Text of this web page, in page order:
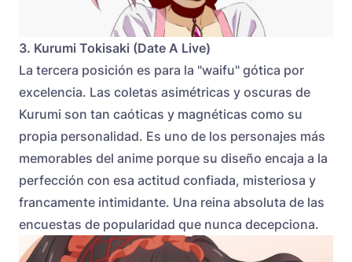
3. Kurumi Tokisaki (Date A Live)
La tercera posición es para la "waifu" gótica por
excelencia. Las coletas asimétricas y oscuras de
Kurumi son tan caóticas y magnéticas como su
propia personalidad. Es uno de los personajes más
memorables del anime porque su diseño encaja a la
perfección con esa actitud confiada, misteriosa y
francamente intimidante. Una reina absoluta de las
encuestas de popularidad que nunca decepciona.